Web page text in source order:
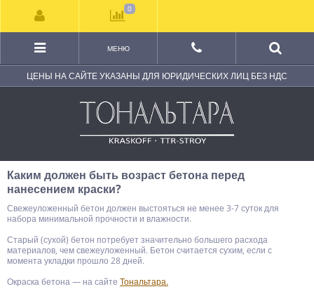
ЦЕНЫ НА САЙТЕ УКАЗАНЫ ДЛЯ ЮРИДИЧЕСКИХ ЛИЦ БЕЗ НДС
МЕНЮ
Каким должен быть возраст бетона перед
нанесением краски?
Свежеуложенный бетон должен выстояться не менее 3-7 суток для
набора минимальной прочности и влажности.
Старый (сухой) бетон потребует значительно большего расхода
материалов, чем свежеуложенный. Бетон считается сухим, если с
момента укладки прошло 28 дней.
Окраска бетона — на сайте Тональтара.
0